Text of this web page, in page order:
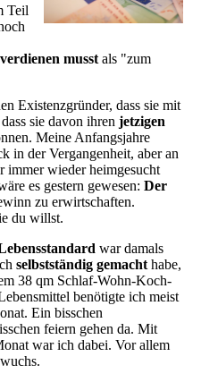
Teil
musst als "zum
Existenzgründer, dass sie mit
sie davon ihren jetzigen
Meine Anfangsjahre
in der Vergangenheit, aber an
immer wieder heimgesucht
es gestern gewesen: Der
zu erwirtschaften.
du willst.
war damals
selbstständig gemacht habe,
38 qm Schlaf-Wohn-Koch-
benötigte ich meist
Ein bisschen
feiern gehen da. Mit
war ich dabei. Vor allem